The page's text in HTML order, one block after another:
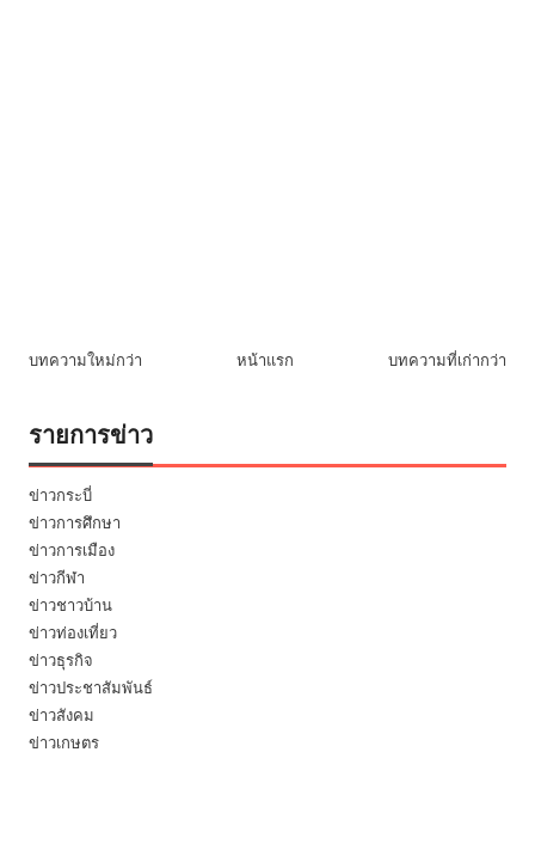
บทความใหม่กว่า บทความที่เก่ากว่า
หน้าแรก
รายการข่าว
ข่าวกระบี่
ข่าวการศึกษา
ข่าวการเมือง
ข่าวกีฬา
ข่าวชาวบ้าน
ข่าวท่องเที่ยว
ข่าวธุรกิจ
ข่าวประชาสัมพันธ์
ข่าวสังคม
ข่าวเกษตร